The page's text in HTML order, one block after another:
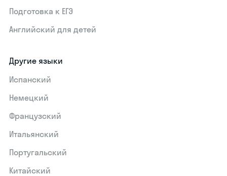
Подготовка к ЕГЭ
Английский для детей
Другие языки
Испанский
Немецкий
Французский
Итальянский
Португальский
Китайский